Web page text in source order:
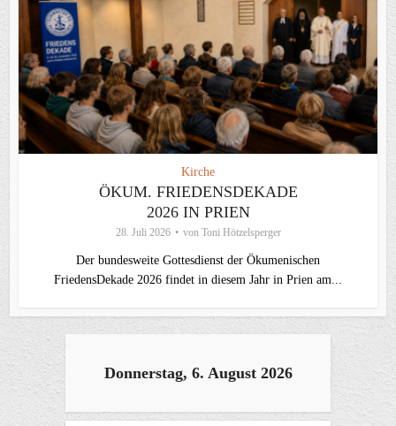
Kirche
ÖKUM. FRIEDENSDEKADE
2026 IN PRIEN
28. Juli 2026 von Toni Hötzelsperger
Der bundesweite Gottesdienst der Ökumenischen
FriedensDekade 2026 findet in diesem Jahr in Prien am...
Donnerstag, 6. August 2026